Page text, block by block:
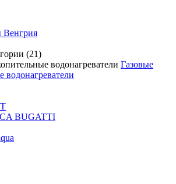
Венгрия
(21)
Газовые
водонагреватели
BUGATTI